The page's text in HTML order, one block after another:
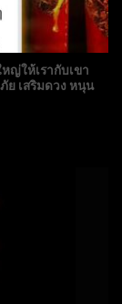
ญ่ให้เรากับเขา
ย เสริมดวง หนุน